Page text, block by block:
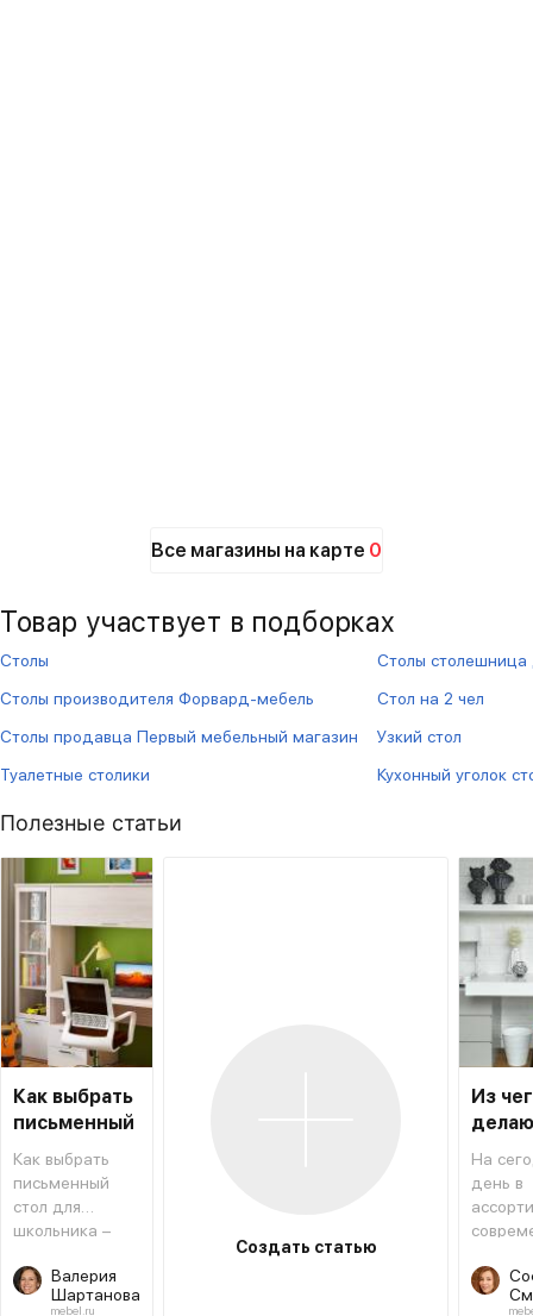
Все магазины на карте 0
Товар участвует в подборках
Столы
Столы производителя Форвард-мебель
Столы продавца Первый мебельный магазин
Туалетные столики
Столы
Стол на 2 чел
Узкий стол
Кухонный уголок
Полезные статьи
Как выбрать
письменный
стол для
школьника
Как выбрать
письменный
стол для
школьника –
инструкция,
которая
Валерия
Шартанова
mebel.ru
Создать статью
Из
столы
На
день в
салонов